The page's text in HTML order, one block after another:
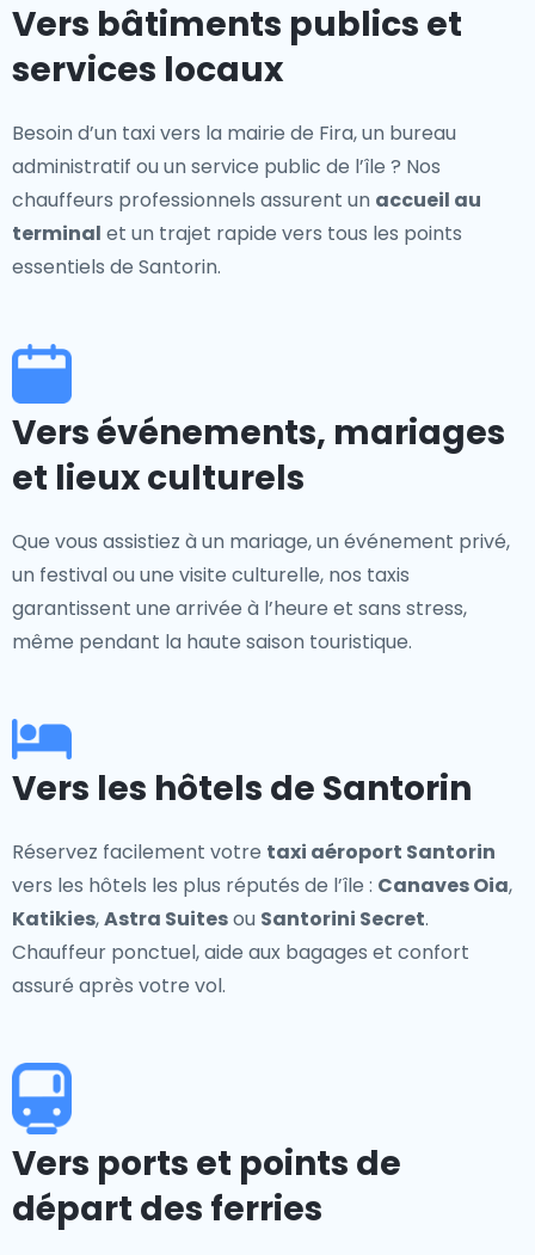
Vers bâtiments publics et
services locaux
Besoin d’un taxi vers la mairie de Fira, un bureau
administratif ou un service public de l’île ? Nos
chauffeurs professionnels assurent un accueil au
terminal et un trajet rapide vers tous les points
essentiels de Santorin.
Vers événements, mariages
et lieux culturels
Que vous assistiez à un mariage, un événement privé,
un festival ou une visite culturelle, nos taxis
garantissent une arrivée à l’heure et sans stress,
même pendant la haute saison touristique.
Vers les hôtels de Santorin
Réservez facilement votre taxi aéroport Santorin
vers les hôtels les plus réputés de l’île : Canaves Oia,
Katikies,Astra Suitesou Santorini Secret.
Chauffeur ponctuel, aide aux bagages et confort
assuré après votre vol.
Vers ports et points de
départ des ferries